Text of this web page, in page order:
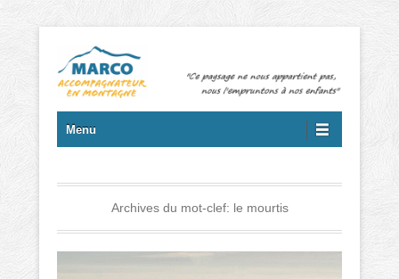
Menu principal
Aller au contenu
Menu
Archives du mot-clef: le mourtis